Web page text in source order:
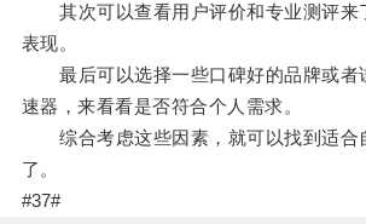
其次可以查看用户评价和专业测评来
表现。
最后可以选择一些口碑好的品牌或者
速器，来看看是否符合个人需求。
综合考虑这些因素，就可以找到适合
了。
#37#